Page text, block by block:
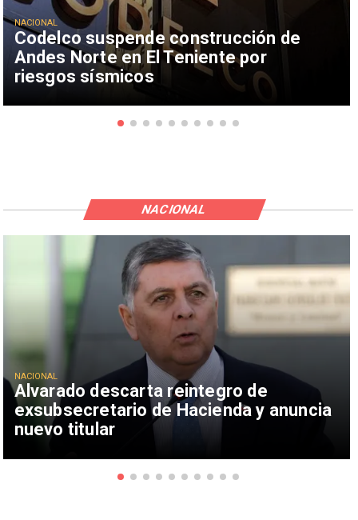
Codelco suspende construcción de
Andes Norte en El Teniente por
riesgos sísmicos
NACIONAL
Alvarado descarta reintegro de
exsubsecretario de Hacienda y anuncia
nuevo titular
NACIONAL
NACIONAL